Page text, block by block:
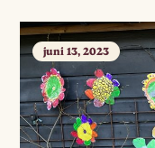
juni 13, 2023